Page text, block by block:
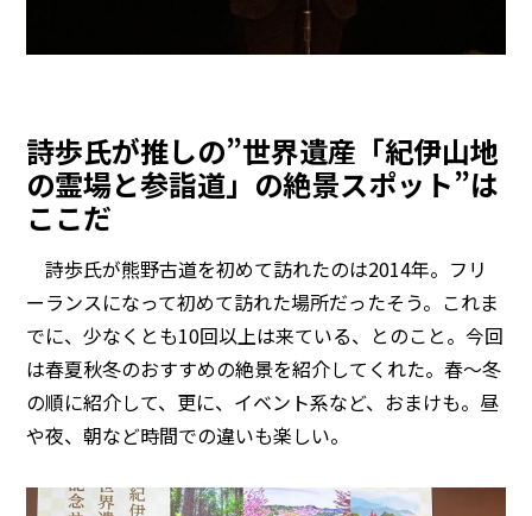
詩歩氏が推しの”世界遺産「紀伊山地
の霊場と参詣道」の絶景スポット”は
ここだ
詩歩氏が熊野古道を初めて訪れたのは2014年。フリ
ーランスになって初めて訪れた場所だったそう。これま
でに、少なくとも10回以上は来ている、とのこと。今回
は春夏秋冬のおすすめの絶景を紹介してくれた。春〜冬
の順に紹介して、更に、イベント系など、おまけも。昼
や夜、朝など時間での違いも楽しい。